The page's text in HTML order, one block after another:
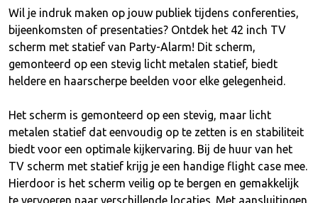
Wil je indruk maken op jouw publiek tijdens conferenties,
bijeenkomsten of presentaties? Ontdek het 42 inch TV
scherm met statief van Party-Alarm! Dit scherm,
gemonteerd op een stevig licht metalen statief, biedt
heldere en haarscherpe beelden voor elke gelegenheid.
Het scherm is gemonteerd op een stevig, maar licht
metalen statief dat eenvoudig op te zetten is en stabiliteit
biedt voor een optimale kijkervaring. Bij de huur van het
TV scherm met statief krijg je een handige flight case mee.
Hierdoor is het scherm veilig op te bergen en gemakkelijk
te vervoeren naar verschillende locaties. Met aansluitingen